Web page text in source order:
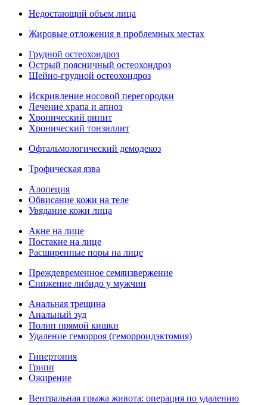
Недостающий объем лица
Жировые отложения в проблемных местах
Грудной остеохондроз
Острый поясничный остеохондроз
Шейно-грудной остеохондроз
Искривление носовой перегородки
Лечение храпа и апноэ
Хронический ринит
Хронический тонзиллит
Офтальмологический демодекоз
Трофическая язва
Алопеция
Обвисание кожи на теле
Увядание кожи лица
Акне на лице
Постакне на лице
Расширенные поры на лице
Преждевременное семяизвержение
Снижение либидо у мужчин
Анальная трещина
Анальный зуд
Полип прямой кишки
Удаление геморроя (геморроидэктомия)
Гипертония
Грипп
Ожирение
Вентральная грыжа живота: операция по удалению